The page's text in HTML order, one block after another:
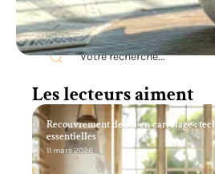
Recherche
Les lecteurs aiment
Recouvrement de sol en carrelage :
essentielles
11 mars 2026